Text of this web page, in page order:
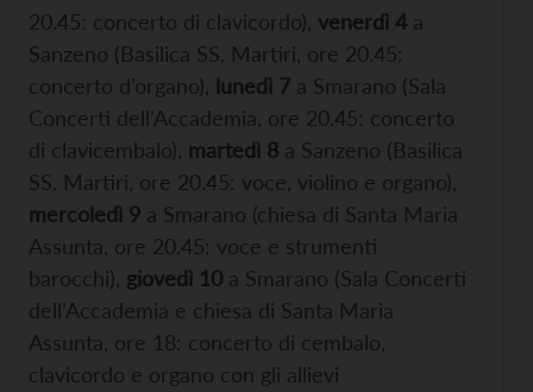
20.45: concerto di clavicordo), venerdì 4 a
Sanzeno (Basilica SS. Martiri, ore 20.45:
concerto d’organo), lunedì 7 a Smarano (Sala
Concerti dell’Accademia, ore 20.45: concerto
di clavicembalo), martedì 8 a Sanzeno (Basilica
SS. Martiri, ore 20.45: voce, violino e organo),
mercoledì 9 a Smarano (chiesa di Santa Maria
Assunta, ore 20.45: voce e strumenti
barocchi), giovedì 10 a Smarano (Sala Concerti
dell’Accademia e chiesa di Santa Maria
Assunta, ore 18: concerto di cembalo,
clavicordo e organo con gli allievi